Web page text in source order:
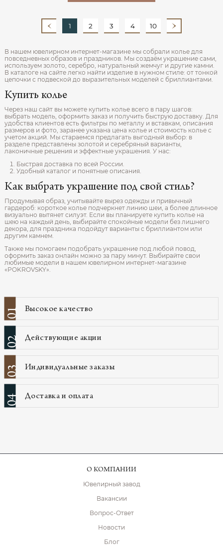
1 2 3 4 10
В нашем ювелирном интернет‑магазине мы собрали колье для
повседневных образов и праздников. Мы создаём украшение сами,
используем золото, серебро, натуральный жемчуг и другие камни.
В каталоге на сайте легко найти изделие в нужном стиле: от тонкой
цепочки с подвеской до выразительных моделей с бриллиантами.
Купить колье
Через наш сайт вы можете купить колье всего в пару шагов:
выбрать модель, оформить заказ и получить быструю доставку. Для
удобства клиентов есть фильтры по металлу и вставкам, описания
размеров и фото, заранее указана цена колье и стоимость колье с
учетом акций. Мы стараемся предлагать выгодный выбор: в
разделе представлены золотой и серебряный варианты,
лаконичные решения и эффектные украшения. У нас:
Быстрая доставка по всей России.
Удобный каталог и понятные описания.
Как выбрать украшение под свой стиль?
Продумывая образ, учитывайте вырез одежды и привычный
гардероб: короткое колье подчеркнет линию шеи, а более длинное
визуально вытянет силуэт. Если вы планируете купить колье на
шею на каждый день, выбирайте спокойные модели без лишнего
декора, для праздника подойдут варианты с бриллиантом или
другим камнем.
Также мы помогаем подобрать украшение под любой повод,
оформить заказ онлайн можно за пару минут. Выбирайте свои
любимые модели в нашем ювелирном интернет‑магазине
«POKROVSKY».
01 Высокое качество
02 Действующие акции
03 Индивидуальные заказы
04 Доставка и оплата
О КОМПАНИИ
Ювелирный завод
Вакансии
Вопрос-Ответ
Новости
Блог